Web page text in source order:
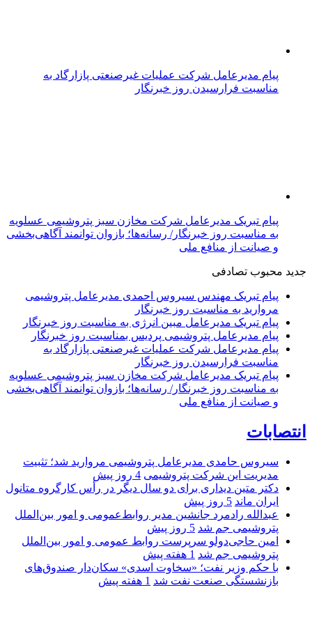
پیام مدیرعامل شرکت عملیات غیرصنعتی پازارگاد به
مناسبت فرارسیدن روز خبرنگار
پیام تبریک مدیرعامل شرکت مخازن سبز پتروشیمی عسلویه
به مناسبت روز خبرنگار/ رسانه‌ها؛ بازوان توانمند آگاهی‌بخشی
و صیانت از منافع ملی
جدید محبوب تصادفی
پیام تبریک مهندس سیروس احمدی مدیرعامل پتروشیمی
مروارید به مناسبت روز خبرنگار
پیام تبریک مدیرعامل مبین انرژی به مناسبت روز خبرنگار
پیام مدیرعامل پتروشیمی پردیس بمناسبت روز خبرنگار
پیام مدیرعامل شرکت عملیات غیرصنعتی پازارگاد به
مناسبت فرارسیدن روز خبرنگار
پیام تبریک مدیرعامل شرکت مخازن سبز پتروشیمی عسلویه
به مناسبت روز خبرنگار/ رسانه‌ها؛ بازوان توانمند آگاهی‌بخشی
و صیانت از منافع ملی
انتصابات
سیروس حامدی مدیرعامل پتروشیمی مروارید شد؛ تثبیت
مدیریت این شرکت پتروشیمی 4 روز پیش
دکتر متین دیداری برای دو سال دیگر در رأس کارگروه متانول
ایران ماند 5 روز پیش
عبدالله رادمرد جانشین مدیر روابط‌عمومی و امور بین‌الملل
پتروشیمی جم شد 5 روز پیش
امین حاجی‌دولو سرپرست روابط عمومی و امور بین‌الملل
پتروشیمی جم شد 1 هفته پیش
با حکم وزیر نفت؛ «سخاوت اسدی» سکان‌دار صندوق‌های
بازنشستگی صنعت نفت شد 1 هفته پیش